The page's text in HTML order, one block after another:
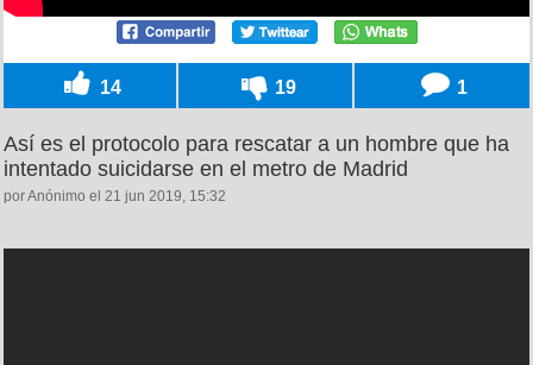
14 19 1
Así es el protocolo para rescatar a un hombre que ha
intentado suicidarse en el metro de Madrid
por Anónimo el 21 jun 2019, 15:32